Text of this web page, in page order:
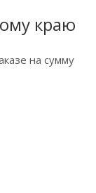
краю
на сумму